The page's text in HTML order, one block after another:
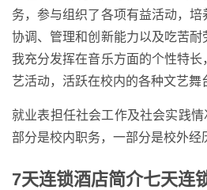
务，参与组织了各项有益活动，培
协调、管理和创新能力以及吃苦耐
我充分发挥在音乐方面的个性特
艺活动，活跃在校内的各种文艺舞
就业表担任社会工作及社会实践
部分是校内职务，一部分是校外经
7天连锁酒店简介七天连